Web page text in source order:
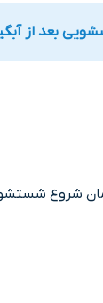
بعد از
شروع شستشو